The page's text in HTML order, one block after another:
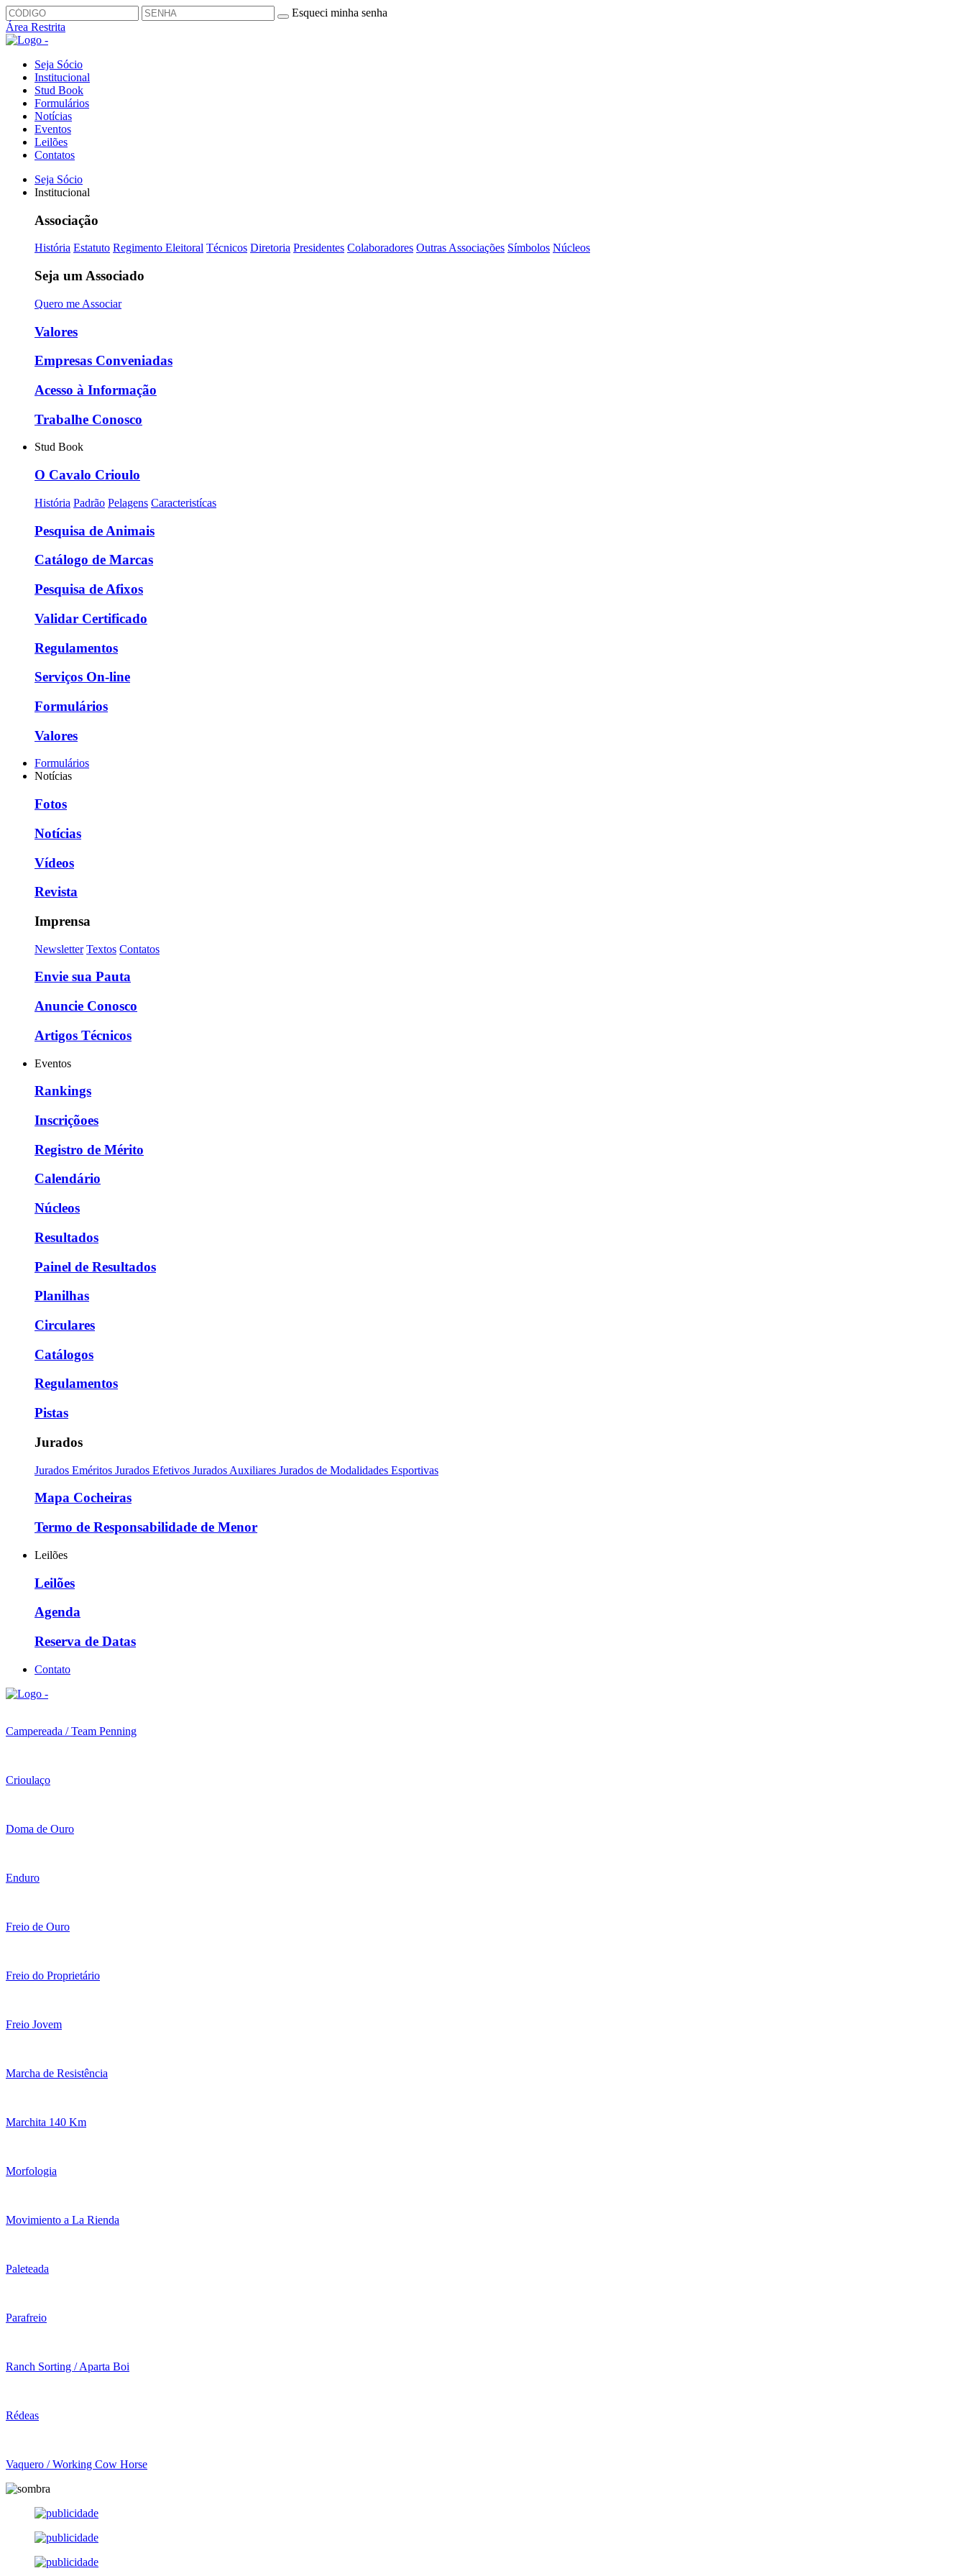
Esqueci minha senha
Área Restrita
Seja Sócio
Institucional
Stud Book
Formulários
Notícias
Eventos
Leilões
Contatos
Seja Sócio
Institucional
Associação
História Estatuto Regimento Eleitoral Técnicos Diretoria Presidentes Colaboradores Outras Associações Símbolos Núcleos
Seja um Associado
Quero me Associar
Valores
Empresas Conveniadas
Acesso à Informação
Trabalhe Conosco
Stud Book
O Cavalo Crioulo
História Padrão Pelagens Caracteristícas
Pesquisa de Animais
Catálogo de Marcas
Pesquisa de Afixos
Validar Certificado
Regulamentos
Serviços On-line
Formulários
Valores
Formulários
Notícias
Fotos
Notícias
Vídeos
Revista
Imprensa
Newsletter Textos Contatos
Envie sua Pauta
Anuncie Conosco
Artigos Técnicos
Eventos
Rankings
Inscriçõoes
Registro de Mérito
Calendário
Núcleos
Resultados
Painel de Resultados
Planilhas
Circulares
Catálogos
Regulamentos
Pistas
Jurados
Jurados Eméritos Jurados Efetivos Jurados Auxiliares Jurados de Modalidades Esportivas
Mapa Cocheiras
Termo de Responsabilidade de Menor
Leilões
Leilões
Agenda
Reserva de Datas
Contato
Campereada / Team Penning
Crioulaço
Doma de Ouro
Enduro
Freio de Ouro
Freio do Proprietário
Freio Jovem
Marcha de Resistência
Marchita 140 Km
Morfologia
Movimiento a La Rienda
Paleteada
Parafreio
Ranch Sorting / Aparta Boi
Rédeas
Vaquero / Working Cow Horse